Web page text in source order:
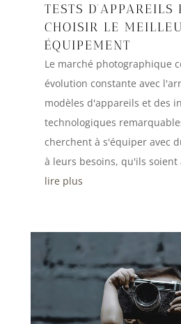
TESTS D’APPAREILS
CHOISIR LE
ÉQUIPEMENT
Le marché photographique
évolution constante avec
modèles d'appareils et des
technologiques
cherchent à s'équiper avec
à leurs besoins, qu'ils soient
lire plus